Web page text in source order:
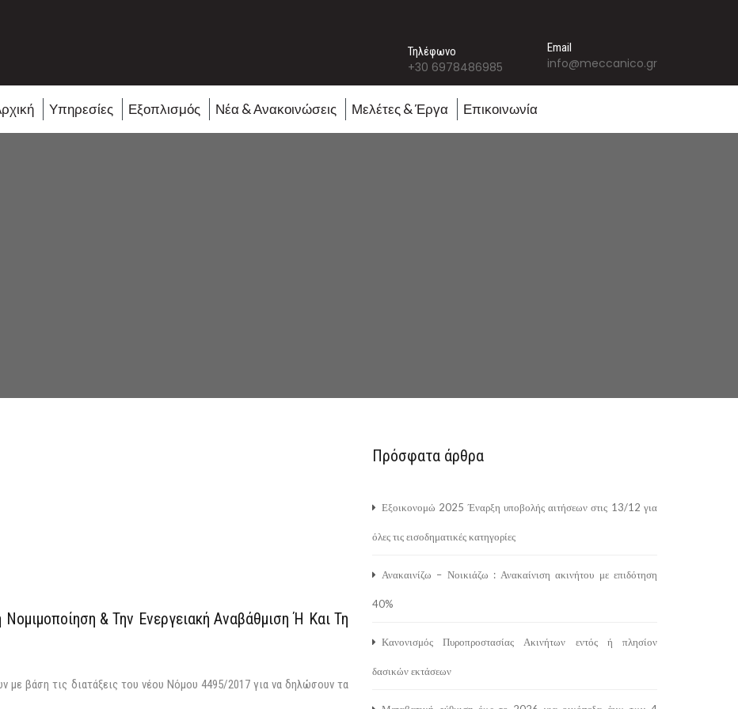
Τηλέφωνο
+30 6978486985
Email
info@meccanico.gr
Υπηρεσίες Εξοπλισμός Νέα & Ανακοινώσεις Μελέτες & Έργα Επικοινωνία
& Την Ενεργειακή Αναβάθμιση Ή Και Τη
με βάση τις διατάξεις του νέου Νόμου 4495/2017 για να δηλώσουν τα
Πρόσφατα άρθρα
Εξοικονομώ 2025 Έναρξη υποβολής αιτήσεων στις 13/12 για
όλες τις εισοδηματικές κατηγορίες
Ανακαινίζω – Νοικιάζω : Ανακαίνιση ακινήτου με επιδότηση
40%
Κανονισμός Πυροπροστασίας Ακινήτων εντός ή πλησίον
δασικών εκτάσεων